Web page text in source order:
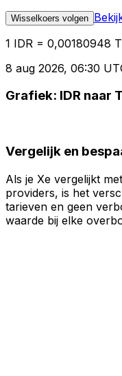
Wisselkoers volgen
1 IDR = 0,00180948
8 aug 2026, 06:30
Grafiek: IDR naar
Vergelijk en
Als je Xe vergelijkt
providers, is het
tarieven en geen
waarde bij elke